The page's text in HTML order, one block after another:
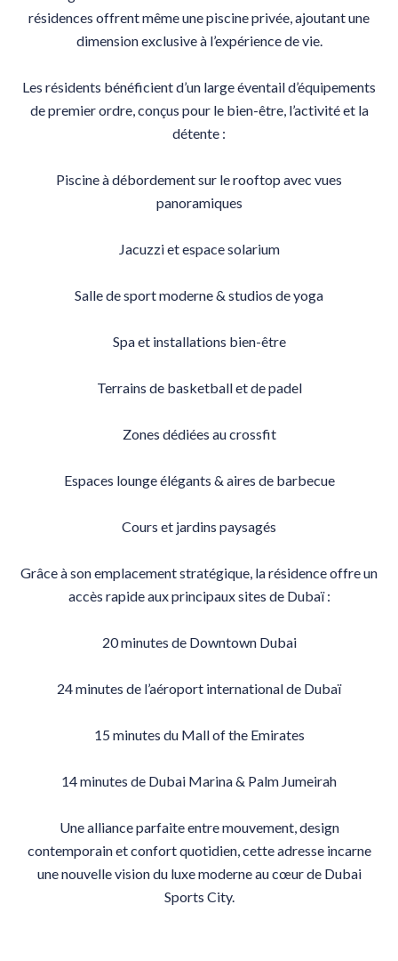
résidences offrent même une piscine privée, ajoutant une
dimension exclusive à l’expérience de vie.
Les résidents bénéficient d’un large éventail d’équipements
de premier ordre, conçus pour le bien-être, l’activité et la
détente :
Piscine à débordement sur le rooftop avec vues
panoramiques
Jacuzzi et espace solarium
Salle de sport moderne & studios de yoga
Spa et installations bien-être
Terrains de basketball et de padel
Zones dédiées au crossfit
Espaces lounge élégants & aires de barbecue
Cours et jardins paysagés
Grâce à son emplacement stratégique, la résidence offre un
accès rapide aux principaux sites de Dubaï :
20 minutes de Downtown Dubai
24 minutes de l’aéroport international de Dubaï
15 minutes du Mall of the Emirates
14 minutes de Dubai Marina & Palm Jumeirah
Une alliance parfaite entre mouvement, design
contemporain et confort quotidien, cette adresse incarne
une nouvelle vision du luxe moderne au cœur de Dubai
Sports City.